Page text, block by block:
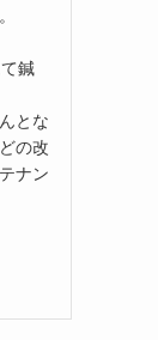
鍼
とな
の改
ナン